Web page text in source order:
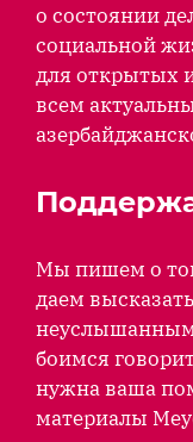
о состоянии
социальной
для открытых
всем
Мы пишем о
даем
боимся
нужна ваша
материалы